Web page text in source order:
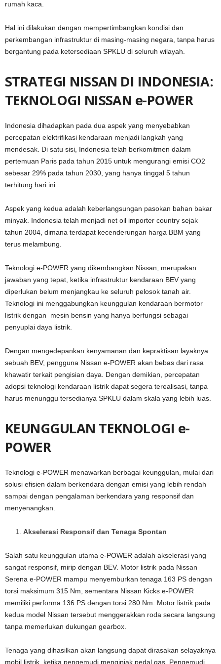
rumah kaca.
Hal ini dilakukan dengan mempertimbangkan kondisi dan
perkembangan infrastruktur di masing-masing negara, tanpa harus
bergantung pada ketersediaan SPKLU di seluruh wilayah.
STRATEGI NISSAN DI INDONESIA:
TEKNOLOGI NISSAN e-POWER
Indonesia dihadapkan pada dua aspek yang menyebabkan
percepatan elektrifikasi kendaraan menjadi langkah yang
mendesak. Di satu sisi, Indonesia telah berkomitmen dalam
pertemuan Paris pada tahun 2015 untuk mengurangi emisi CO2
sebesar 29% pada tahun 2030, yang hanya tinggal 5 tahun
terhitung hari ini.
Aspek yang kedua adalah keberlangsungan pasokan bahan bakar
minyak. Indonesia telah menjadi net oil importer country sejak
tahun 2004, dimana terdapat kecenderungan harga BBM yang
terus melambung.
Teknologi e-POWER yang dikembangkan Nissan, merupakan
jawaban yang tepat, ketika infrastruktur kendaraan BEV yang
diperlukan belum menjangkau ke seluruh pelosok tanah air.
Teknologi ini menggabungkan keunggulan kendaraan bermotor
listrik dengan mesin bensin yang hanya berfungsi sebagai
penyuplai daya listrik.
Dengan mengedepankan kenyamanan dan kepraktisan layaknya
sebuah BEV, pengguna Nissan e-POWER akan bebas dari rasa
khawatir terkait pengisian daya. Dengan demikian, percepatan
adopsi teknologi kendaraan listrik dapat segera terealisasi, tanpa
harus menunggu tersedianya SPKLU dalam skala yang lebih luas.
KEUNGGULAN TEKNOLOGI e-
POWER
Teknologi e-POWER menawarkan berbagai keunggulan, mulai dari
solusi efisien dalam berkendara dengan emisi yang lebih rendah
sampai dengan pengalaman berkendara yang responsif dan
menyenangkan.
Akselerasi Responsif dan Tenaga Spontan
Salah satu keunggulan utama e-POWER adalah akselerasi yang
sangat responsif, mirip dengan BEV. Motor listrik pada Nissan
Serena e-POWER mampu menyemburkan tenaga 163 PS dengan
torsi maksimum 315 Nm, sementara Nissan Kicks e-POWER
memiliki performa 136 PS dengan torsi 280 Nm. Motor listrik pada
kedua model Nissan tersebut menggerakkan roda secara langsung
tanpa memerlukan dukungan gearbox.
Tenaga yang dihasilkan akan langsung dapat dirasakan selayaknya
mobil listrik, ketika pengemudi menginjak pedal gas. Pengemudi